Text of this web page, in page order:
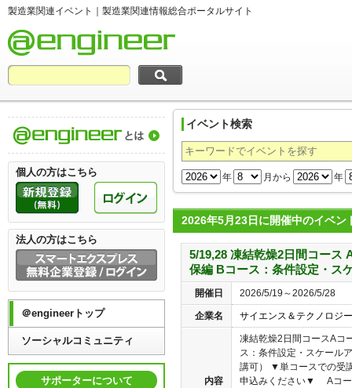
製造業関連イベント｜製造業関連情報総合ポータルサイト
イベント検索
年 月から 年
2026年5月23日に開催中のイベン
5/19,28 凍結乾燥2日間コース
保編 Bコース：条件設定・ス
開催日 2026/5/19～2026/5/28
企業名 サイエンス＆テクノロジ
内容
凍結乾燥2日間コースAコ
ス：条件設定・スケール
講可） ▼単コースでの受
申込みください▼ Aコー
製造業関連情報総合ポータルサイト＠
個人の方はこちら
法人の方はこちら
＠engineerトップ
ソーシャルコミュニティ
サポーターについて